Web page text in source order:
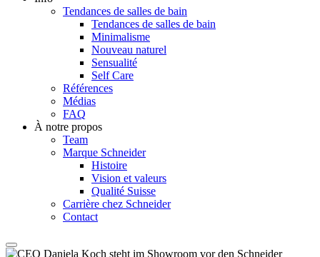
Tendances de salles de bain
Tendances de salles de bain
Minimalisme
Nouveau naturel
Sensualité
Self Care
Références
Médias
FAQ
À notre propos
Team
Marque Schneider
Histoire
Vision et valeurs
Qualité Suisse
Carrière chez Schneider
Contact